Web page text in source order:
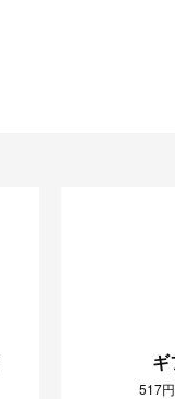
ギ
517